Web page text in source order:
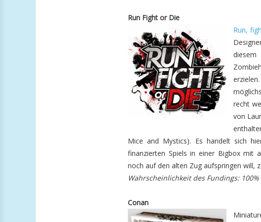
Run Fight or Die
Run,
diesem
recht
von
Mice and Mystics). Es handelt sich
finanzierten Spiels in einer Bigbox mit
noch auf den alten Zug aufspringen will,
Wahrscheinlichkeit des Fundings: 100%
Conan